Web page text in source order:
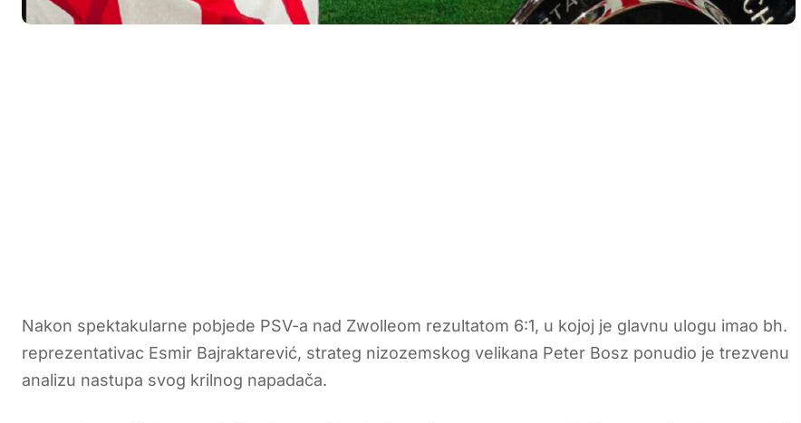
Nakon spektakularne pobjede PSV-a nad Zwolleom rezultatom 6:1, u kojoj je glavnu ulogu imao bh.
reprezentativac Esmir Bajraktarević, strateg nizozemskog velikana Peter Bosz ponudio je trezvenu
analizu nastupa svog krilnog napadača.